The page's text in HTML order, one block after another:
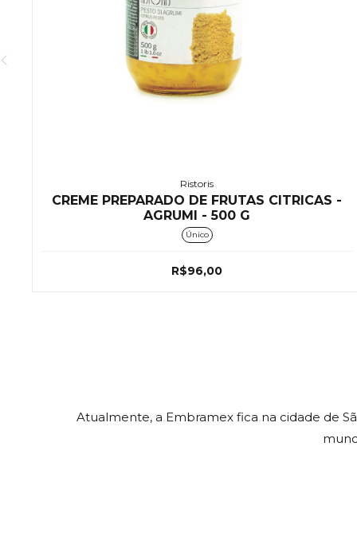
Ristoris
CREME PREPARADO DE FRUTAS CITRICAS -
AGRUMI - 500 G
Único
R$96,00
Atualmente, a Embramex fica na cidade de